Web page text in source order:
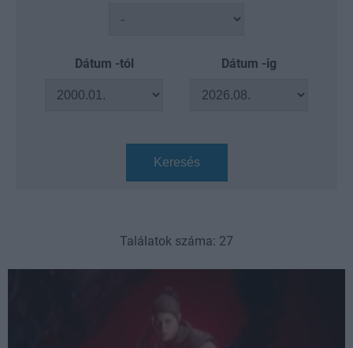
Dátum -tól Dátum -ig
Keresés
Találatok száma: 27